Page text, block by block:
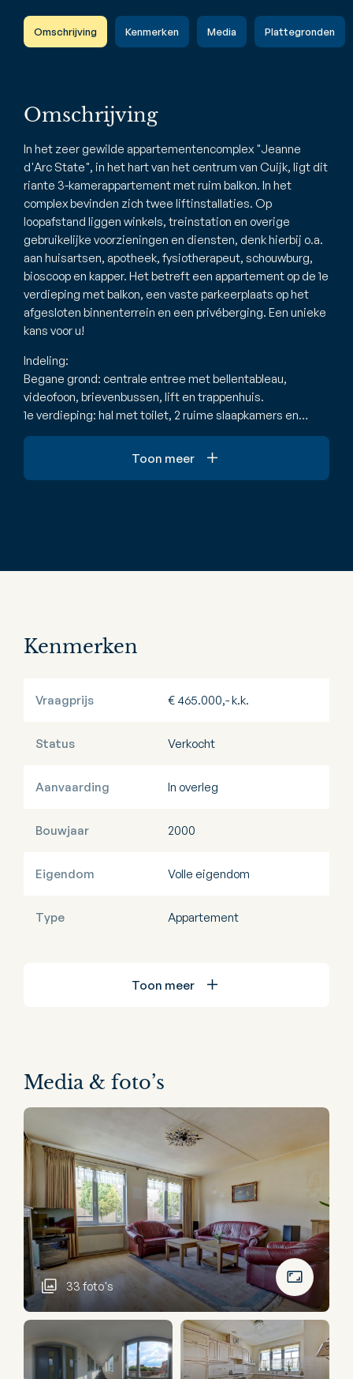
Omschrijving Kenmerken Media Plattegronden
Omschrijving
In het zeer gewilde appartementencomplex "Jeanne
d'Arc State", in het hart van het centrum van Cuijk, ligt dit
riante 3-kamerappartement met ruim balkon. In het
complex bevinden zich twee liftinstallaties. Op
loopafstand liggen winkels, treinstation en overige
gebruikelijke voorzieningen en diensten, denk hierbij o.a.
aan huisartsen, apotheek, fysiotherapeut, schouwburg,
bioscoop en kapper. Het betreft een appartement op de 1e
verdieping met balkon, een vaste parkeerplaats op het
afgesloten binnenterrein en een privéberging. Een unieke
kans voor u!
Indeling:
Begane grond: centrale entree met bellentableau,
videofoon, brievenbussen, lift en trappenhuis.
1e verdieping: hal met toilet, 2 ruime slaapkamers en…
Toon meer
Kenmerken
Vraagprijs € 465.000,- k.k.
Status Verkocht
Aanvaarding In overleg
Bouwjaar 2000
Eigendom Volle eigendom
Type Appartement
Toon meer
Media & foto’s
33 foto's